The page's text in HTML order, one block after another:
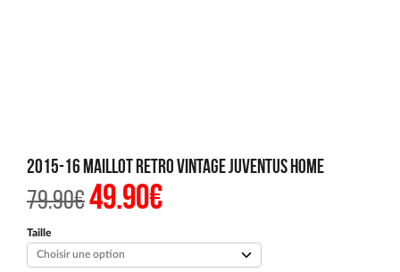
2015-16 Maillot Retro Vintage Juventus Home
79.90€Le
prix
était :
79.90€.
49.90€Le
prix
est :
49.90€.
Taille